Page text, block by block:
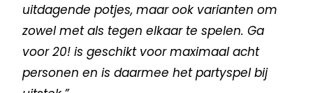
uitdagende potjes, maar ook varianten om
zowel met als tegen elkaar te spelen. Ga
voor 20! is geschikt voor maximaal acht
personen en is daarmee het partyspel bij